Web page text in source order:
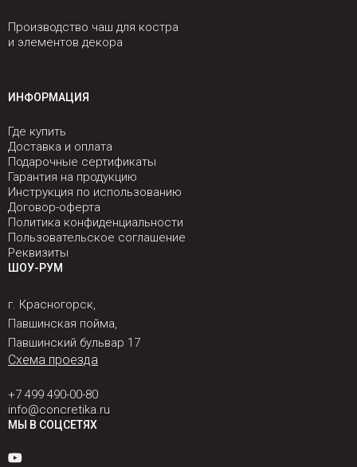
Производство чаш для костра
и элементов декора
ИНФОРМАЦИЯ
Где купить
Доставка и оплата
Подарочные сертификаты
Гарантия на продукцию
Инструкция по использованию
Договор-оферта
Политика конфиденциальности
Пользовательское соглашение
Реквизиты
ШОУ-РУМ
г. Красногорск,
Павшинская пойма,
Павшинский бульвар 17
Схема проезда
+7 499 490-00-80
info@concretika.ru
МЫ В СОЦСЕТЯХ